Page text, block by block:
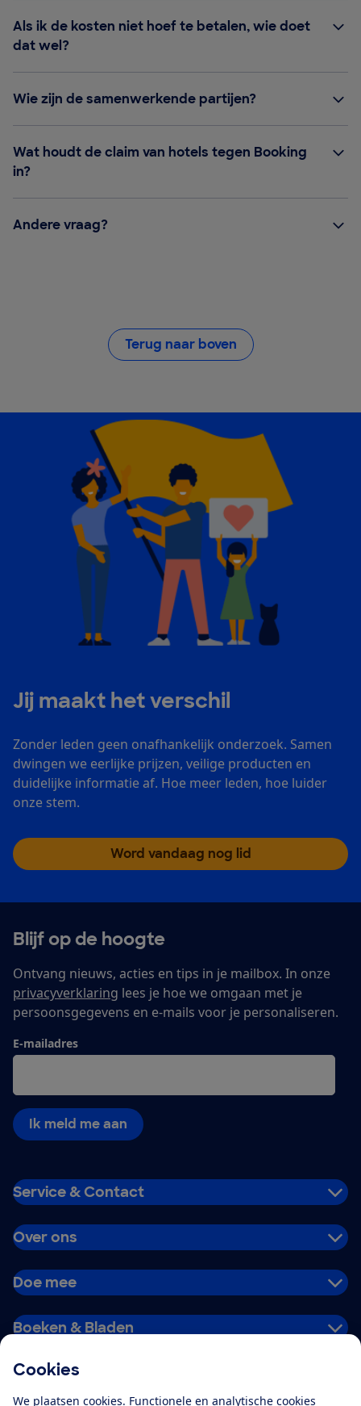
Cookies
We plaatsen cookies. Functionele en analytische cookies
Als ik de kosten niet hoef te betalen, wie doet
dat wel?
Wie zijn de samenwerkende partijen?
Wat houdt de claim van hotels tegen Booking
in?
Andere vraag?
Terug naar boven
Jij maakt het verschil
Zonder leden geen onafhankelijk onderzoek. Samen
dwingen we eerlijke prijzen, veilige producten en
duidelijke informatie af. Hoe meer leden, hoe luider
onze stem.
Word vandaag nog lid
Blijf op de hoogte
Ontvang nieuws, acties en tips in je mailbox. In onze
privacyverklaring lees je hoe we omgaan met je
persoonsgegevens en e-mails voor je personaliseren.
E-mailadres
Ik meld me aan
Service & Contact
Over ons
Doe mee
Boeken & Bladen